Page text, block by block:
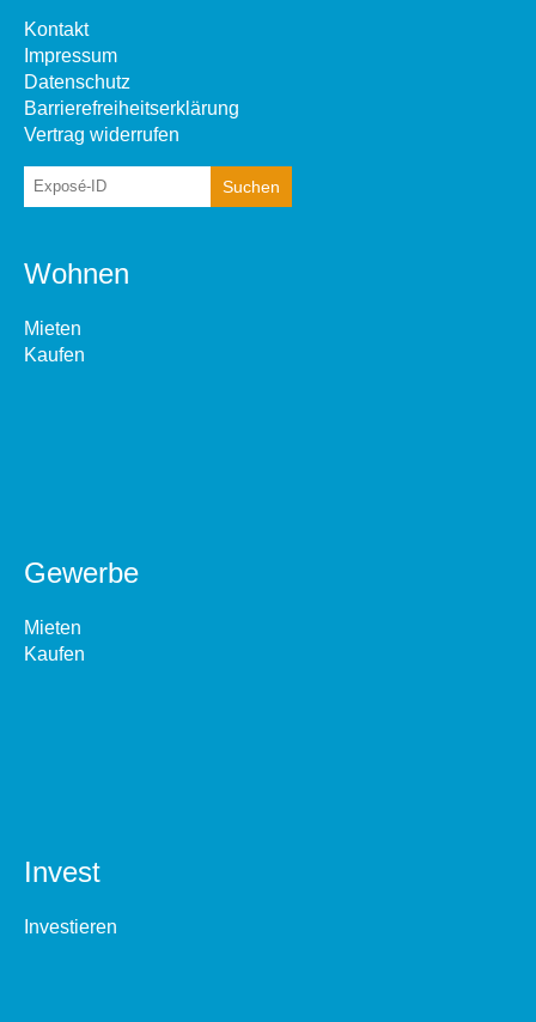
Kontakt
Impressum
Datenschutz
Barrierefreiheitserklärung
Vertrag widerrufen
Wohnen
Mieten
Kaufen
Gewerbe
Mieten
Kaufen
Invest
Investieren